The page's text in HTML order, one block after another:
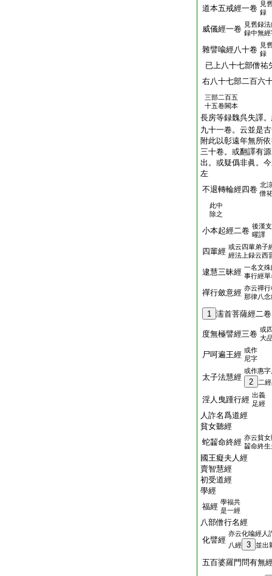
道本五戒經一卷 見
録
威儀經一卷 見舊録
録中無經
雜譬喩經八十卷 見
録
已上八十七部僧祐
右八十七部二百六
三部二百五
十五卷闕本
長房等録魏呉失譯
九十一卷。云並是
附此以彰遠年無所
三十卷。或翻譯有
出。或疑僞非眞。
左
不退轉輪經四卷 北
僧
此中
除之
小本起經二卷 後漢支
曜譯
四輩經 或云四輩弟子
經法上録云西
逮慧三昧經 一名文
事行經
禪行斂意經 亦云禪
那律八
1 濡首菩薩經二卷
度無極譬經三卷 或
大
尸呵遍王經 或作
尼字
太子法慧經
或作惠
2 二
淫人曳踵行經 出義
足經
人詐名爲道經
貧女聽經
蛇齧命終經 亦云貧
齧命終生
國王癡夫人經
賣智慧經
初受道經
學經
福經 學福共
是一經
八部僧行名經
化譬經
亦云化喩經人
八經
3 並出
五百婆羅門問有無